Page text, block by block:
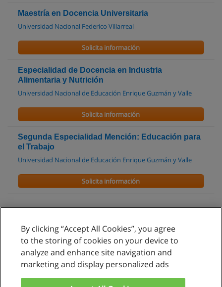
Maestría en Docencia Universitaria
Universidad Nacional Federico Villarreal
Solicita información
Especialidad de Docencia en Industria
Alimentaria y Nutrición
Universidad Nacional de Educación Enrique Guzmán y Valle
Solicita información
Segunda Especialidad Mención: Educación para
el Trabajo
Universidad Nacional de Educación Enrique Guzmán y Valle
Solicita información
Reglas de uso
Privacidad de datos
By clicking “Accept All Cookies”, you agree
to the storing of cookies on your device to
analyze and enhance site navigation and
marketing and display personalized ads